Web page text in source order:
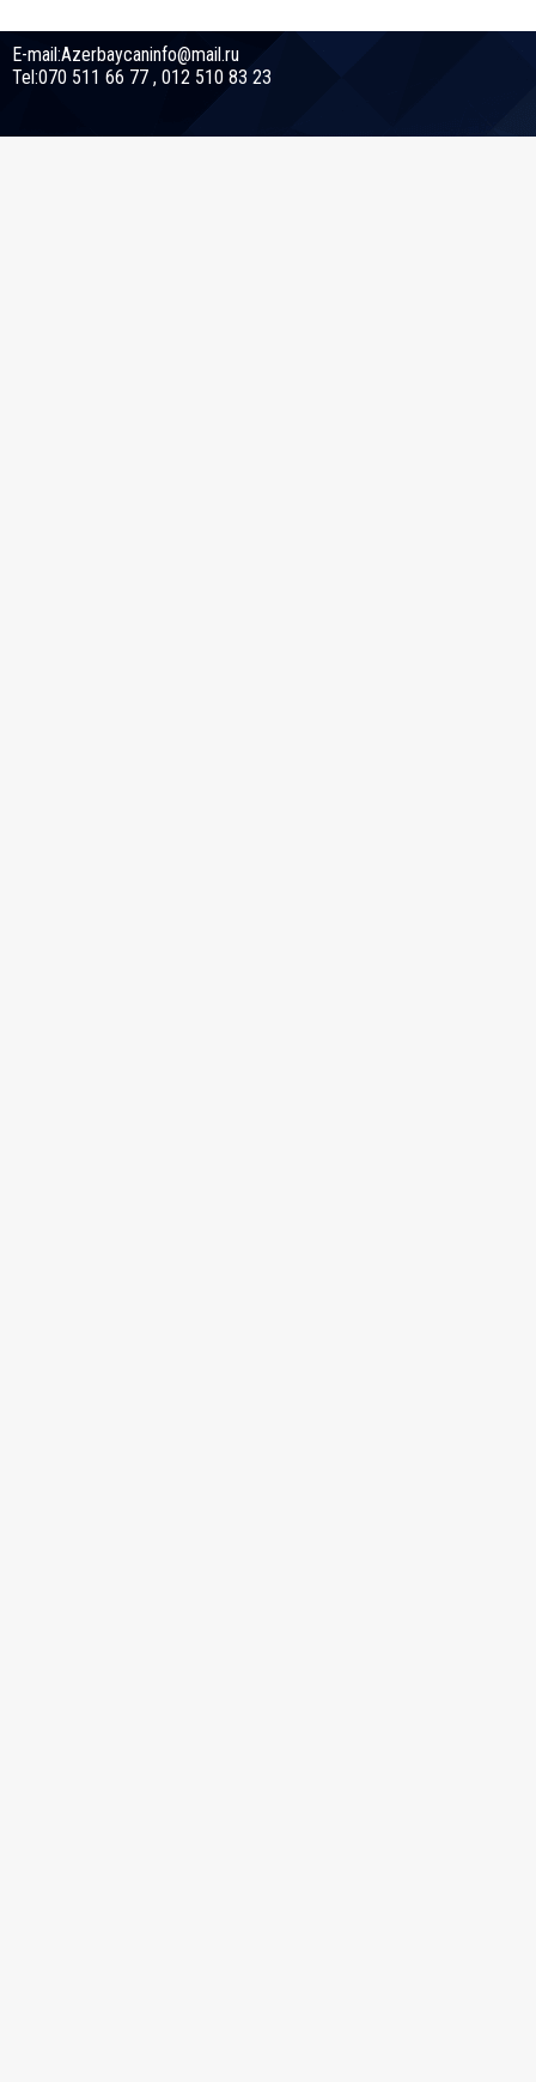
E-mail:Azerbaycaninfo@mail.ru
Tel:070 511 66 77 , 012 510 83 23